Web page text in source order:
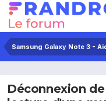
Samsung Galaxy Note 3 -
Déconnexion